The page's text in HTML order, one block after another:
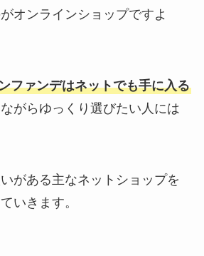
オンラインショップですよ
ファンデはネットでも手に入る
がらゆっくり選びたい人には
がある主なネットショップを
いきます。